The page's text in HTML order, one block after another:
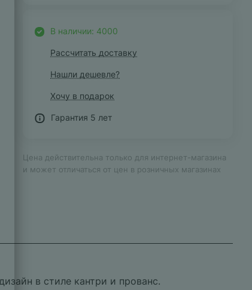
В наличии: 4000
Рассчитать доставку
Нашли дешевле?
Хочу в подарок
Гарантия 5 лет
Цена действительна только для интернет-магазина
и может отличаться от цен в розничных магазинах
в стиле кантри и прованс.